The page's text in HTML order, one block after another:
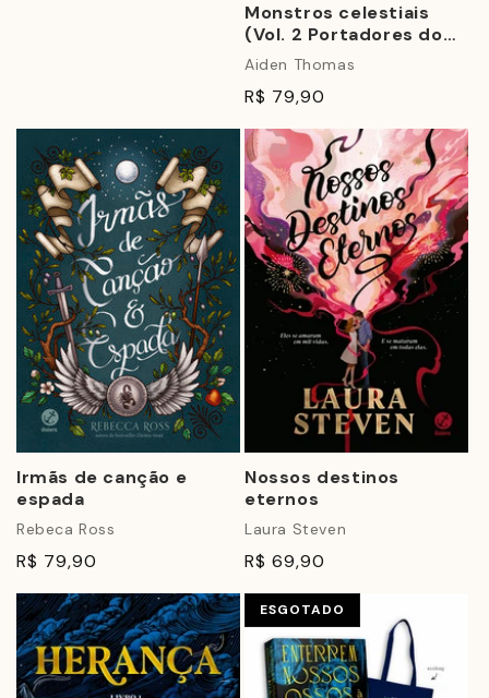
Monstros celestiais
(Vol. 2 Portadores do
Sol)
Aiden Thomas
R$ 79,90
Irmãs de canção e
espada
Rebeca Ross
R$ 79,90
Nossos destinos
eternos
Laura Steven
R$ 69,90
ESGOTADO